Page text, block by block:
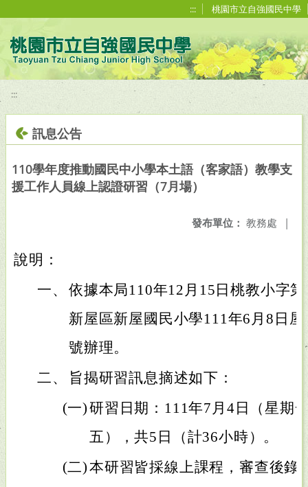
::: 桃園市立自強國民中學
:::
訊息公告
110學年度推動國民中小學本土語（客家語）教學支
援工作人員線上認證研習（7月場）
發布單位： 教務處 |
說明：
一、 依據本局110年12月15日桃教小字
新屋區新屋國民小學111年6月8日
號辦理。
二、
旨揭研習訊息摘述如下：
(一)研習日期：111年7月4日（星期
五），共5日（計36小時）。
(二)本研習皆採線上課程，審查後錄